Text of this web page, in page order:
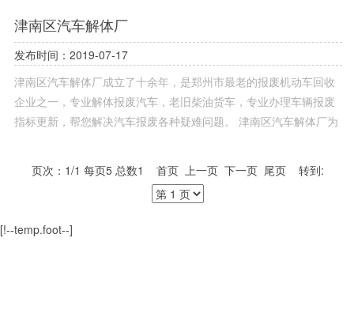
津南区汽车解体厂
发布时间：2019-07-17
津南区汽车解体厂成立了十余年，是郑州市最老的报废机动车回收
企业之一，专业解体报废汽车，老旧柴油货车，专业办理车辆报废
指标更新，帮您解决汽车报废各种疑难问题。 津南区汽车解体厂为
页次：1/1 每页5 总数1 首页 上一页 下一页 尾页 转到:
[!--temp.foot--]